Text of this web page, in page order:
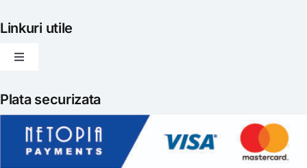
Articole
Gatit creativ
Iubim fructele
Linkuri utile
Toggle
Politica de livrare
Politica de retur
Plata securizata